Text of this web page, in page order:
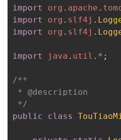
import
org . apache .
import
org . slf4j .
import
org . slf4j .
import java . util . * ;
/**
* @description
*/
public
class